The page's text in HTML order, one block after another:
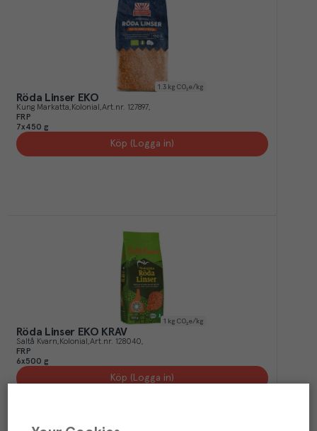
1.3 kg CO₂e/kg
Röda Linser EKO
Kung Markatta Kolonial Art.nr. 127897
FRP
7x450 g
Köp (Logga in)
1 kg CO₂e/kg
Röda Linser EKO KRAV
Saltå Kvarn Kolonial Art.nr. 128040
FRP
6x500 g
Köp (Logga in)